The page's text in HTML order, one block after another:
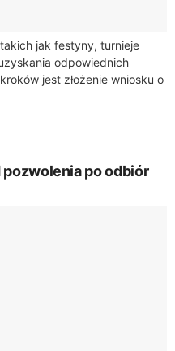
jak festyny, turnieje
odpowiednich
jest złożenie wniosku o
Wniosek ten
po odbiór